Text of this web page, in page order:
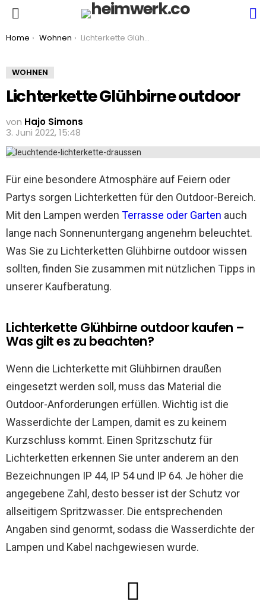
You are here:
Home Wohnen Lichterkette Glühbirne outdoor
WOHNEN
Lichterkette Glühbirne outdoor
von Hajo Simons
3. Juni 2022, 15:48
Für eine besondere Atmosphäre auf Feiern oder
Partys sorgen Lichterketten für den Outdoor-Bereich.
Mit den Lampen werden Terrasse oder Garten auch
lange nach Sonnenuntergang angenehm beleuchtet.
Was Sie zu Lichterketten Glühbirne outdoor wissen
sollten, finden Sie zusammen mit nützlichen Tipps in
unserer Kaufberatung.
Lichterkette Glühbirne outdoor kaufen –
Was gilt es zu beachten?
Wenn die Lichterkette mit Glühbirnen draußen
eingesetzt werden soll, muss das Material die
Outdoor-Anforderungen erfüllen. Wichtig ist die
Wasserdichte der Lampen, damit es zu keinem
Kurzschluss kommt. Einen Spritzschutz für
Lichterketten erkennen Sie unter anderem an den
Bezeichnungen IP 44, IP 54 und IP 64. Je höher die
angegebene Zahl, desto besser ist der Schutz vor
allseitigem Spritzwasser. Die entsprechenden
Angaben sind genormt, sodass die Wasserdichte der
Lampen und Kabel nachgewiesen wurde.